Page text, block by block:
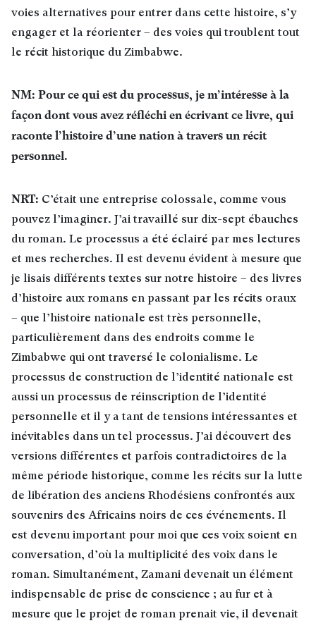
voies alternatives pour entrer dans cette histoire, s’y
engager et la réorienter – des voies qui troublent tout
le récit historique du Zimbabwe.
NM: Pour ce qui est du processus, je m’intéresse à la
façon dont vous avez réfléchi en écrivant ce livre, qui
raconte l’histoire d’une nation à travers un récit
personnel.
NRT: C’était une entreprise colossale, comme vous
pouvez l’imaginer. J’ai travaillé sur dix-sept ébauches
du roman. Le processus a été éclairé par mes lectures
et mes recherches. Il est devenu évident à mesure que
je lisais différents textes sur notre histoire – des livres
d’histoire aux romans en passant par les récits oraux
– que l’histoire nationale est très personnelle,
particulièrement dans des endroits comme le
Zimbabwe qui ont traversé le colonialisme. Le
processus de construction de l’identité nationale est
aussi un processus de réinscription de l’identité
personnelle et il y a tant de tensions intéressantes et
inévitables dans un tel processus. J’ai découvert des
versions différentes et parfois contradictoires de la
même période historique, comme les récits sur la lutte
de libération des anciens Rhodésiens confrontés aux
souvenirs des Africains noirs de ces événements. Il
est devenu important pour moi que ces voix soient en
conversation, d’où la multiplicité des voix dans le
roman. Simultanément, Zamani devenait un élément
indispensable de prise de conscience ; au fur et à
mesure que le projet de roman prenait vie, il devenait